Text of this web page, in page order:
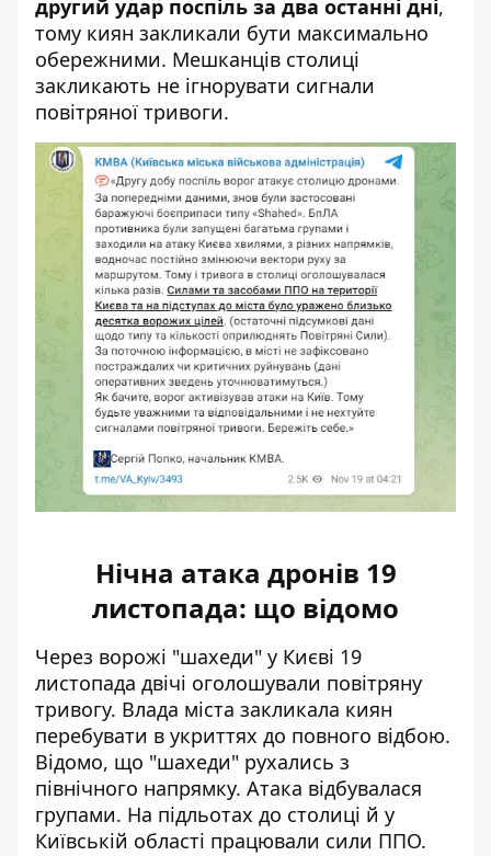
другий удар поспіль за два останні дні,
тому киян закликали бути максимально
обережними. Мешканців столиці
закликають не ігнорувати сигнали
повітряної тривоги.
Нічна атака дронів 19
листопада: що відомо
Через ворожі "шахеди" у Києві 19
листопада двічі оголошували повітряну
тривогу. Влада міста закликала киян
перебувати в укриттях до повного відбою.
Відомо, що "шахеди" рухались з
північного напрямку. Атака відбувалася
групами. На підльотах до столиці й у
Київській області працювали сили ППО.